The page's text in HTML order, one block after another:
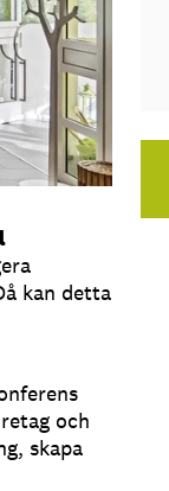
kan detta
och
skapa